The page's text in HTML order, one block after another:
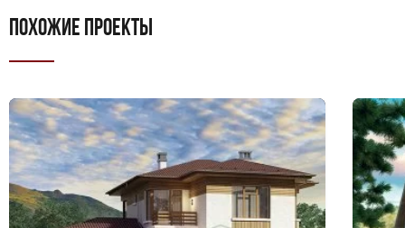
ПОХОЖИЕ ПРОЕКТЫ